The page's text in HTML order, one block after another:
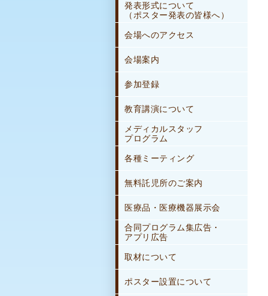
発表形式について
（ポスター発表の皆様へ）
会場へのアクセス
会場案内
参加登録
教育講演について
メディカルスタッフ
プログラム
各種ミーティング
無料託児所のご案内
医療品・医療機器展示会
合同プログラム集広告・
アプリ広告
取材について
ポスター設置について